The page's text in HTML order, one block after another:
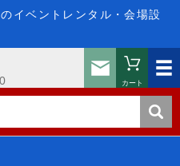
イベントレンタル・会場設
お問い
カート